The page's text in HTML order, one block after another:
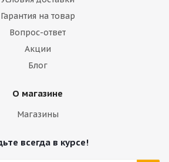
Гарантия на товар
Вопрос-ответ
Акции
Блог
О магазине
Магазины
всегда в курсе!